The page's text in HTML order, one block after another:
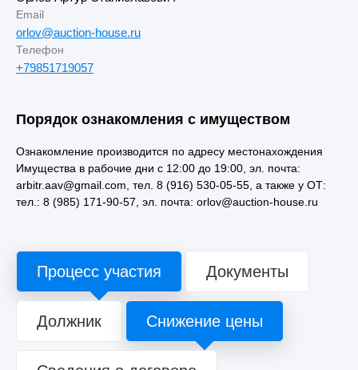
Email
orlov@auction-house.ru
Телефон
+79851719057
Порядок ознакомления с имуществом
Ознакомление производится по адресу местонахождения
Имущества в рабочие дни с 12:00 до 19:00, эл. почта:
arbitr.aav@gmail.com, тел. 8 (916) 530-05-55, а также у ОТ:
тел.: 8 (985) 171-90-57, эл. почта: orlov@auction-house.ru
Процесс участия Документы
Должник Снижение цены